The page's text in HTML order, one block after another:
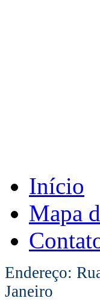
Início
Mapa
Endereço:
Janeiro